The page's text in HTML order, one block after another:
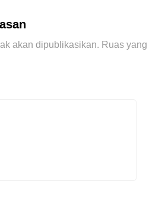
akan dipublikasikan. Ruas yang